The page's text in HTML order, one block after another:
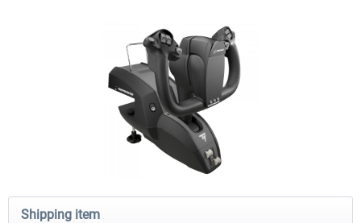
Honeycomb - Alpha Flight Controls Honeycomb Complete
Shipping item